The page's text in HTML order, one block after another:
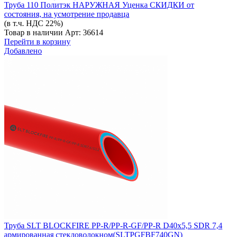
Труба 110 Политэк НАРУЖНАЯ Уценка СКИДКИ от
состояния, на усмотрение продавца
(в т.ч. НДС 22%)
Товар в наличии Арт: 36614
Перейти в корзину
Добавлено
Труба SLT BLOCKFIRE PP-R/PP-R-GF/PP-R D40x5,5 SDR 7,4
армированная стекловолокном(SLTPGFBF740GN)